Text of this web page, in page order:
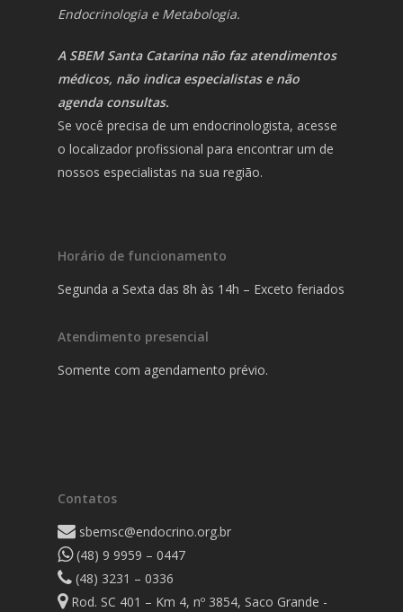
Endocrinologia e Metabologia.
A SBEM Santa Catarina não faz atendimentos
médicos, não indica especialistas e não
agenda consultas.
Se você precisa de um endocrinologista, acesse
o localizador profissional para encontrar um de
nossos especialistas na sua região.
Horário de funcionamento
Segunda a Sexta das 8h às 14h – Exceto feriados
Atendimento presencial
Somente com agendamento prévio.
Contatos
sbemsc@endocrino.org.br
(48) 9 9959 – 0447
(48) 3231 – 0336
Rod. SC 401 – Km 4, nº 3854, Saco Grande -